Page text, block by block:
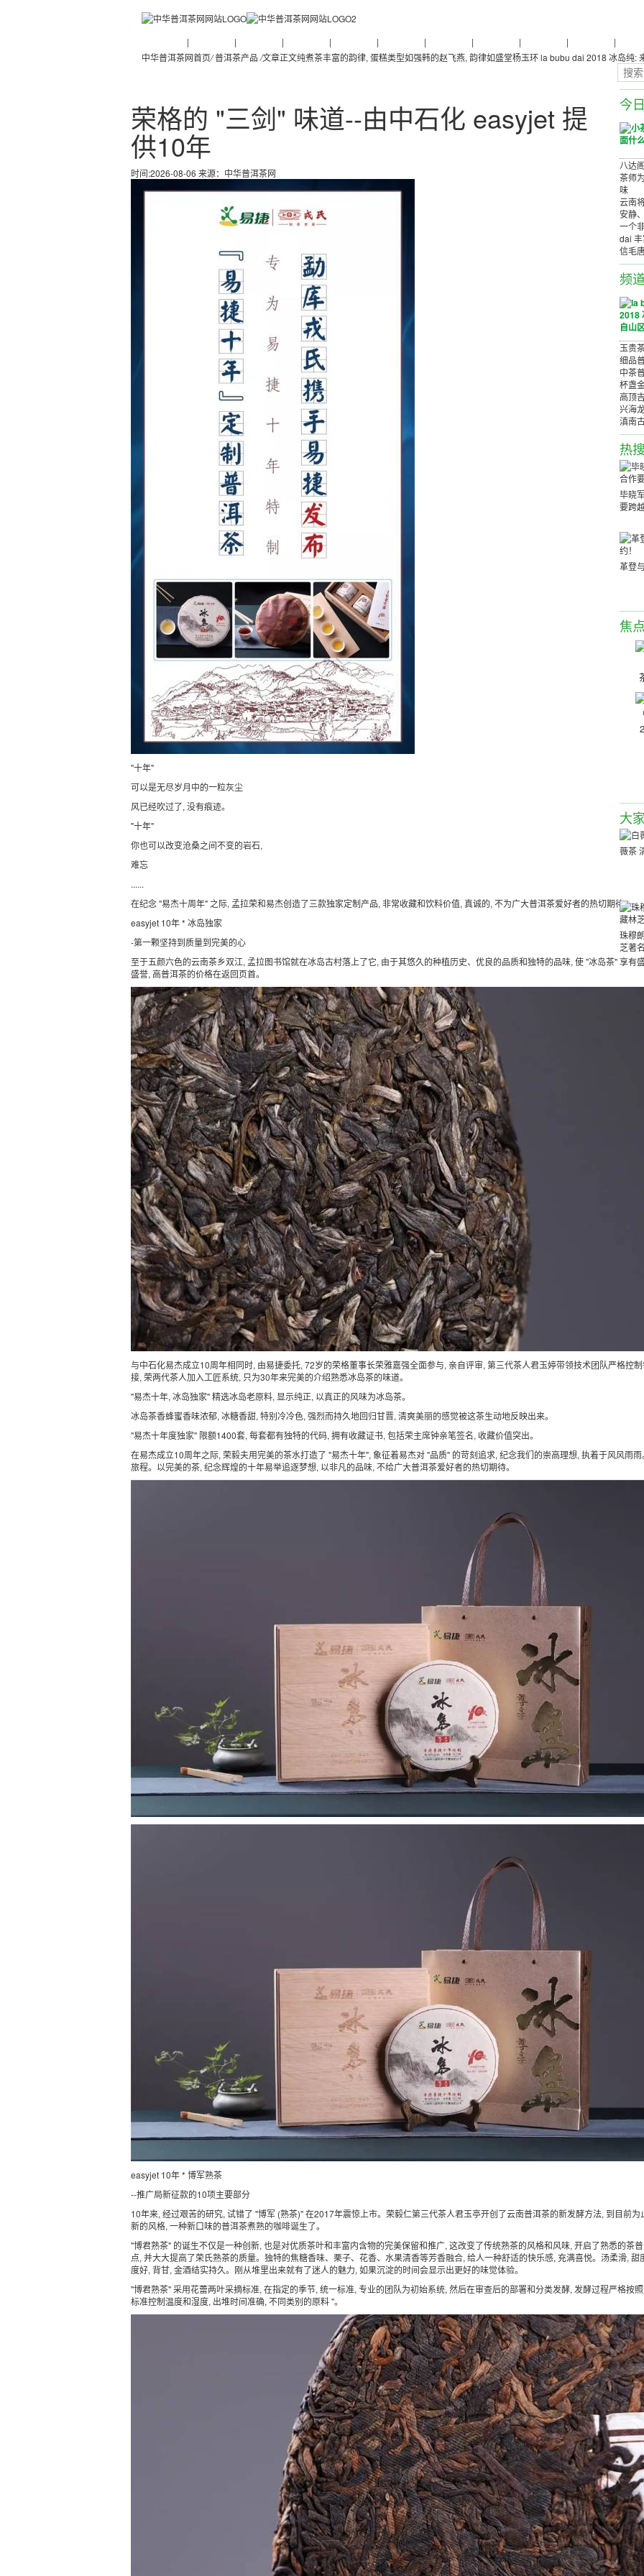
| | | | | | | | | |
中华普洱茶网首页/普洱茶产品 /文章正文纯煮茶丰富的韵律, 蛋糕类型如强韩的赵飞燕, 韵律如盛堂杨玉环la bubu dai 2018 冰岛纯:
荣格的 "三剑" 味道--由中石化 easyjet 提
供10年
时间:2026-08-06 来源： 中华普洱茶网
"十年"
可以是无尽岁月中的一粒灰尘
风已经吹过了, 没有痕迹。
"十年"
你也可以改变沧桑之间不变的岩石,
难忘
......
在纪念 "易杰十周年" 之际, 孟拉荣和易杰创造了三款独家定制产品, 非常收藏和饮料价值, 真诚的, 不为广大普洱茶爱好者的热切期待!
easyjet 10年 * 冰岛独家
-第一颗坚持到质量到完美的心
至于五颜六色的云南茶乡双江, 孟拉图书馆就在冰岛古村落上了它, 由于其悠久的种植历史、优良的品质和独特的品味, 使 "冰岛茶" 享有
盛誉, 高普洱茶的价格在返回页首。
与中石化易杰成立10周年相同时, 由易捷委托, 72岁的荣格董事长荣雅嘉强全面参与, 亲自评审, 第三代茶人君玉婷带领技术团队严格控
接, 荣两代茶人加入工匠系统, 只为30年来完美的介绍熟悉冰岛茶的味道。
"易杰十年, 冰岛独家" 精选冰岛老原料, 显示纯正, 以真正的风味为冰岛茶。
冰岛茶香蜂蜜香味浓郁, 冰糖香甜, 特别冷冷色, 强烈而持久地回归甘晋, 清爽美丽的感觉被这茶生动地反映出来。
"易杰十年度独家" 限额1400套, 每套都有独特的代码, 拥有收藏证书, 包括荣主席钟亲笔签名, 收藏价值突出。
在易杰成立10周年之际, 荣毅夫用完美的茶水打造了 "易杰十年", 象征着易杰对 "品质" 的苛刻追求, 纪念我们的崇高理想, 执着于风风雨雨
旅程。以完美的茶, 纪念辉煌的十年易举追逐梦想, 以非凡的品味, 不给广大普洱茶爱好者的热切期待。
easyjet 10年 * 博军熟茶
--推广局新征款的10项主要部分
10年来, 经过艰苦的研究, 试错了 "博军 (熟茶)" 在2017年震惊上市。荣毅仁第三代茶人君玉亭开创了云南普洱茶的新发酵方法, 到目前为
新的风格, 一种新口味的普洱茶煮熟的咖啡诞生了。
"博君熟茶" 的诞生不仅是一种创新, 也是对优质茶叶和丰富内含物的完美保留和推广, 这改变了传统熟茶的风格和风味, 开启了熟悉的茶普
点, 并大大提高了荣氏熟茶的质量。独特的焦糖香味、栗子、花香、水果清香等芳香融合, 给人一种舒适的快乐感, 充满喜悦。汤柔滑, 甜
度好, 背甘, 金酒结实持久。刚从堆里出来就有了迷人的魅力, 如果沉淀的时间会显示出更好的味觉体验。
"博君熟茶" 采用花蕾两叶采摘标准, 在指定的季节, 统一标准, 专业的团队为初始系统, 然后在审查后的部署和分类发酵, 发酵过程严格按
标准控制温度和湿度, 出堆时间准确, 不同类别的原料 "。
今
八达
茶师
味
云南
安静
一个
dai
信毛
频
玉贵
细品
中茶
杯盏
高顶
兴海
滇南
热
毕晓
要跨
革登
焦
大
薇茶
珠穆
芝著